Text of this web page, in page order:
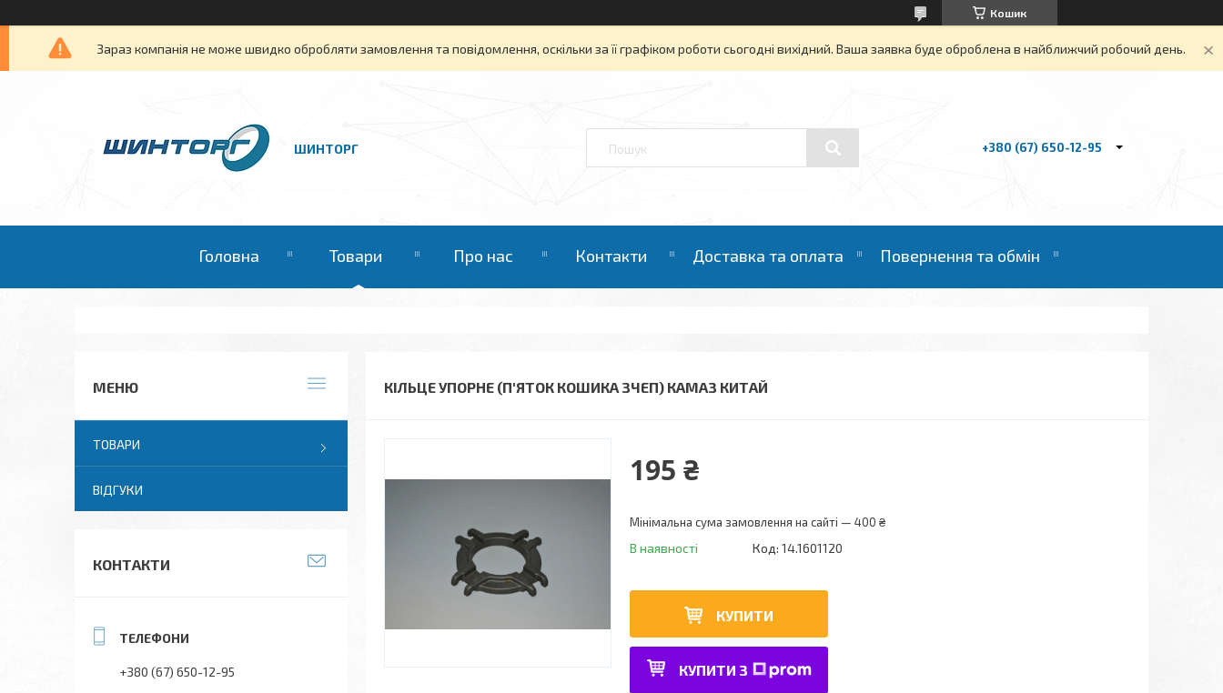
Кошик
Зараз компанія не може швидко обробляти замовлення та повідомлення, оскільки за її графіком роботи сьогодні вихідний. Ваша заявка буде оброблена в найближчий робочий день.
ШИНТОРГ +380 (67) 650-12-95
Головна Товари Про нас Контакти Доставка та оплата Повернення та обмін
КІЛЬЦЕ УПОРНЕ (П'ЯТОК КОШИКА ЗЧЕП) КАМАЗ КИТАЙ
195 ₴
Мінімальна сума замовлення на сайті — 400 ₴
В наявності Код: 14.1601120
КУПИТИ
КУПИТИ З
ТОВАРИ
ВІДГУКИ
КОНТАКТИ
+380 (67) 650-12-95